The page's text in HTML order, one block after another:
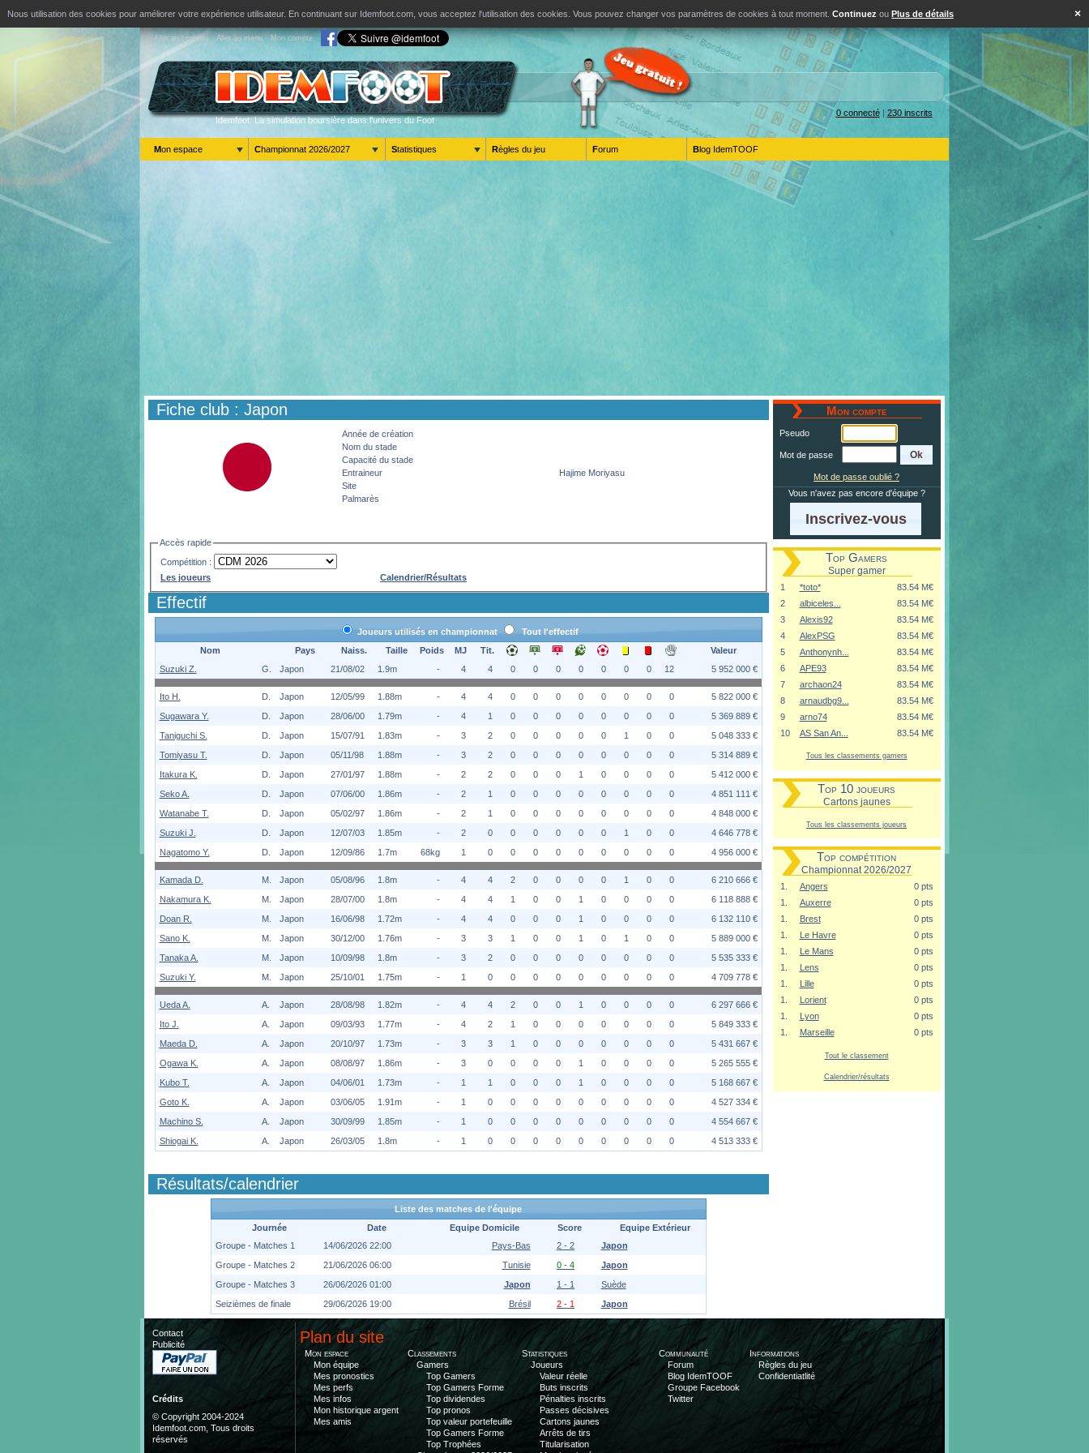
×
Nous utilisation des cookies pour améliorer votre expérience utilisateur. En continuant sur Idemfoot.com, vous acceptez l'utilisation des cookies. Vous pouvez changer vos paramètres de cookies à tout moment. Continuez ou Plus de détails
Aller au contenu Aller au menu Mon compte
Idemfoot. La simulation boursière dans l'univers du Foot
0 connecté| 230 inscrits
Mon espace Championnat 2026/2027 Statistiques Règles du jeu Forum Blog IdemTOOF
Fiche club : Japon
Année de création
Nom du stade
Capacité du stade
Entraineur
Hajime Moriyasu
Site
Palmarès
Accès rapide
Compétition :
Les joueurs
Calendrier/Résultats
Effectif
Joueurs utilisés en championnat
Tout l'effectif
Nom
Pays Naiss. Taille Poids MJ Tit.
Valeur
Suzuki Z.
G. Japon 21/08/02 1.9m - 4 4 0 0 0 0 0 0 0 12 5 952 000 €
Ito H. D. Japon 12/05/99 1.88m - 4 4 0 0 0 0 0 0 0 0
5 822 000 €
Sugawara Y.
D. Japon 28/06/00 1.79m - 4 1 0 0 0 0 0 0 0 0
5 369 889 €
Taniguchi S.
D. Japon 15/07/91 1.83m - 3 2 0 0 0 0 0 1 0 0
5 048 333 €
Tomiyasu T.
D. Japon 05/11/98 1.88m - 3 2 0 0 0 0 0 0 0 0
5 314 889 €
Itakura K.
D. Japon 27/01/97 1.88m - 2 2 0 0 0 1 0 0 0 0
5 412 000 €
Seko A.
D. Japon 07/06/00 1.86m - 2 1 0 0 0 0 0 0 0 0
4 851 111 €
Watanabe T.
D. Japon 05/02/97 1.86m - 2 1 0 0 0 0 0 0 0 0
4 848 000 €
Suzuki J.
D. Japon 12/07/03 1.85m - 2 0 0 0 0 0 0 1 0 0
4 646 778 €
Nagatomo Y.
D. Japon 12/09/86 1.7m 68kg 1 0 0 0 0 0 0 0 0 0 4 956 000 €
Kamada D. M. Japon 05/08/96 1.8m - 4 4 2 0 0 0 0 1 0 0
6 210 666 €
Nakamura K.
M. Japon 28/07/00 1.8m - 4 4 1 0 0 1 0 0 0 0
6 118 888 €
Doan R.
M. Japon 16/06/98 1.72m - 4 4 0 0 0 1 0 0 0 0
6 132 110 €
Sano K.
M. Japon 30/12/00 1.76m - 3 3 1 0 0 1 0 1 0 0
5 889 000 €
Tanaka A.
M. Japon 10/09/98 1.8m - 3 2 0 0 0 0 0 0 0 0
5 535 333 €
Suzuki Y.
M. Japon 25/10/01 1.75m - 1 0 0 0 0 0 0 0 0 0 4 709 778 €
Ueda A. A. Japon 28/08/98 1.82m - 4 4 2 0 0 1 0 0 0 0
6 297 666 €
Ito J.
A. Japon 09/03/93 1.77m - 4 2 1 0 0 0 0 0 0 0
5 849 333 €
Maeda D.
A. Japon 20/10/97 1.73m - 3 3 1 0 0 0 0 0 0 0
5 431 667 €
Ogawa K.
A. Japon 08/08/97 1.86m - 3 0 0 0 0 1 0 0 0 0
5 265 555 €
Kubo T.
A. Japon 04/06/01 1.73m - 1 1 0 0 0 1 0 0 0 0
5 168 667 €
Goto K.
A. Japon 03/06/05 1.91m - 1 0 0 0 0 0 0 0 0 0
4 527 334 €
Machino S.
A. Japon 30/09/99 1.85m - 1 0 0 0 0 0 0 0 0 0
4 554 667 €
Shiogai K.
A. Japon 26/03/05 1.8m - 1 0 0 0 0 0 0 0 0 0 4 513 333 €
Résultats/calendrier
Liste des matches de l'équipe
Journée
Date Equipe Domicile Score
Equipe Extérieur
Groupe - Matches 1
14/06/2026 22:00 Pays-Bas 2 - 2
Japon
Groupe - Matches 2
21/06/2026 06:00 Tunisie 0 - 4
Japon
Groupe - Matches 3
26/06/2026 01:00 Japon 1 - 1
Suède
Seizièmes de finale
29/06/2026 19:00 Brésil 2 - 1 Japon
Mon compte
Pseudo
Mot de passe
Mot de passe oublié ?
Vous n'avez pas encore d'équipe ?
Inscrivez-vous
Top Gamers
Super gamer
1 *toto*
83.54 M€
2
albiceles...
83.54 M€
3
Alexis92
83.54 M€
4
AlexPSG
83.54 M€
5
Anthonynh...
83.54 M€
6
APE93
83.54 M€
7
archaon24
83.54 M€
8
arnaudbg9...
83.54 M€
9
arno74
83.54 M€
10
AS San An... 83.54 M€
Tous les classements gamers
Top 10 joueurs
Cartons jaunes
Tous les classements joueurs
Top compétition
Championnat 2026/2027
1. Angers
0 pts
1.
Auxerre
0 pts
1.
Brest
0 pts
1.
Le Havre
0 pts
1.
Le Mans
0 pts
1.
Lens
0 pts
1.
Lille
0 pts
1.
Lorient
0 pts
1.
Lyon
0 pts
1.
Marseille 0 pts
Tout le classement
Calendrier/résultats
Contact
Publicité
Crédits
© Copyright 2004-2024
Idemfoot.com, Tous droits
réservés
Plan du site
Mon espace
Mon équipe
Mes pronostics
Mes perfs
Mes infos
Mon historique argent
Mes amis
Classements
Gamers
Top Gamers
Top Gamers Forme
Top dividendes
Top pronos
Top valeur portefeuille
Top Gamers Forme
Top Trophées
Statistiques
Joueurs
Valeur réelle
Buts inscrits
Pénalties inscrits
Passes décisives
Cartons jaunes
Arrêts de tirs
Titularisation
Communauté
Forum
Blog IdemTOOF
Groupe Facebook
Twitter
Informations
Règles du jeu
Confidentiatlité